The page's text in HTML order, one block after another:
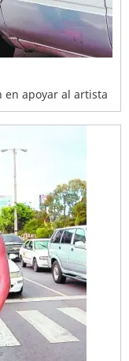
en apoyar al artista